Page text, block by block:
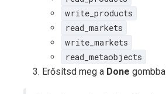
write_products
read_markets
write_markets
read_metaobjects
Erősítsd meg a Done gombbal